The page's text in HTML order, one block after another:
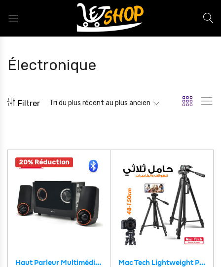
Électronique
Filtrer Tri du plus récent au plus ancien
20% Réduction
Haut Parleur Multimédia Subwoofer 2.1 Mt-Sb2100Suf Mac Tech Lightweight Professional Telescopic Tripod MT-SUP501